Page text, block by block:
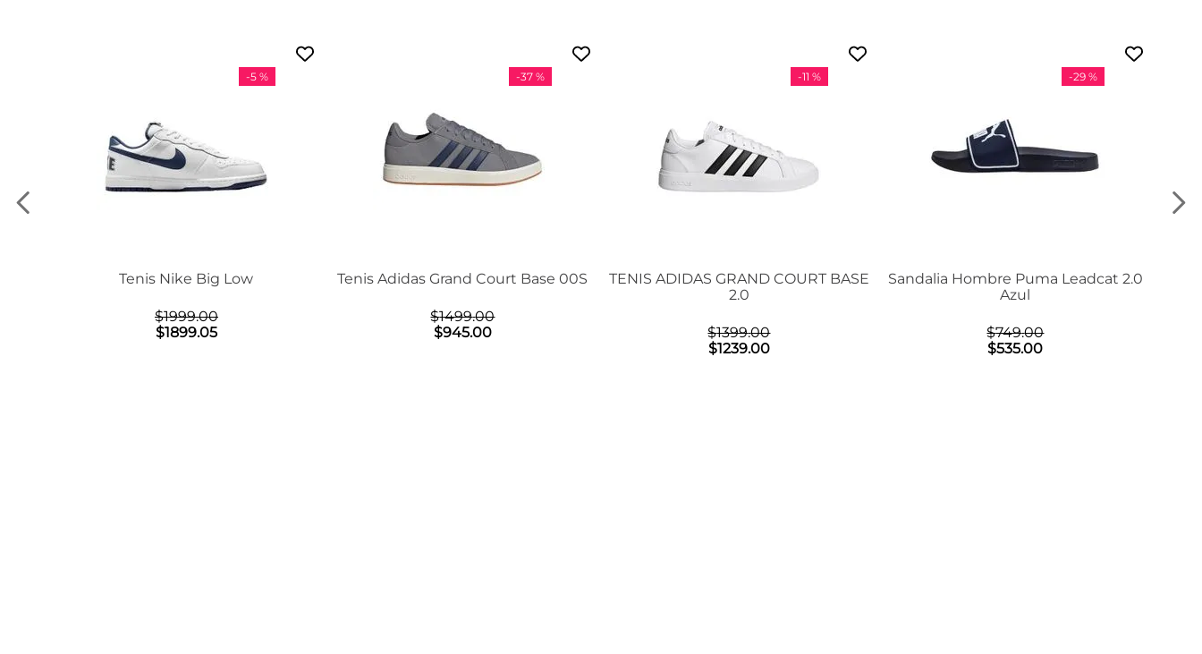
-5 %
Tenis Nike Big Low
$1999.00
$1899.05
-37 %
Tenis Adidas Grand Court Base 00S
$1499.00
$945.00
-11 %
TENIS ADIDAS GRAND COURT BASE
2.0
$1399.00
$1239.00
-29 %
Sandalia Hombre Puma Leadcat 2.0
Azul
$749.00
$535.00